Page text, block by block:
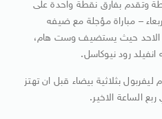
رصيد ليفربول إلى 81 نقطة وتقدم بفارق نقطة واحدة على
– مباراة مؤجلة مع ضيفه
الاحد حيث يستضيف وست هام،
رود نيوكاسل.
بثلاثية بيضاء قبل ان تهتز